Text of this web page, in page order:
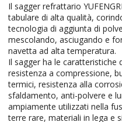
Il sagger refrattario
tabulare di alta qualità,
tecnologia di aggiunta di
mescolando, asciugando e
navetta ad alta temperatura.
Il sagger ha le
resistenza a compressione,
termici, resistenza alla
sfaldamento, anti-polvere e
ampiamente utilizzati nella
terre rare, materiali in lega e